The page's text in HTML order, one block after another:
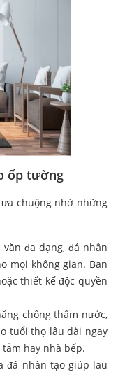
ốp tường
chuộng nhờ những
đa dạng, đá nhân
mọi không gian. Bạn
thiết kế độc quyền
chống thấm nước,
tuổi thọ lâu dài ngay
hay nhà bếp.
đá nhân tạo giúp lau